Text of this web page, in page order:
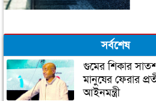
সর্বশেষ
গুমের শিকার
মানুষের ফেরার
আইনমন্ত্রী